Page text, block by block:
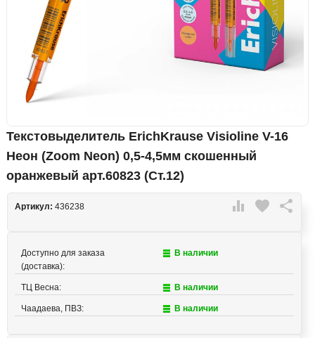
Текстовыделитель ErichKrause Visioline V-16
Неон (Zoom Neon) 0,5-4,5мм скошенный
оранжевый арт.60823 (Ст.12)
 favorite 
Артикул: 436238
Доступно для заказа
(доставка):
В наличии
ТЦ Весна: В наличии
Чаадаева, ПВЗ: В наличии